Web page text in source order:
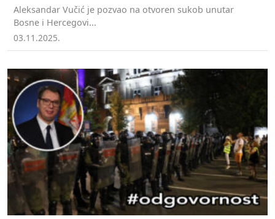
Aleksandar Vučić je pozvao na otvoren sukob unutar
Bosne i Hercegovi...
03.11.2025.